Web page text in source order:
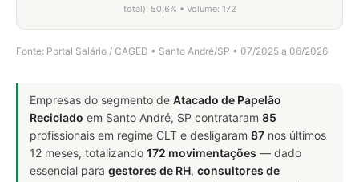
total): 50,6% • Volume: 172
Fonte: Portal Salário / CAGED • Santo André/SP • 07/2025 a 06/2026
Empresas do segmento de Atacado de Papelão
Reciclado em Santo André, SP contrataram 85
profissionais em regime CLT e desligaram 87 nos últimos
12 meses, totalizando 172 movimentações — dado
essencial para gestores de RH, consultores de